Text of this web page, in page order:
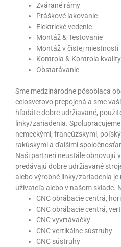
Zvárané rámy
Práškové lakovanie
Elektrické vedenie
Montáž & Testovanie
Montáž v čistej miestnosti
Kontrola & Kontrola kvality
Obstarávanie
Sme medzinárodne pôsobiaca
celosvetovo prepojená a sme
hľadáte dobre udržiavané,
linky/zariadenia.
nemeckými, francúzskymi,
rakúskymi a ďalšími
Naši partneri neustále obnovujú
predávajú dobre udržiavané
alebo výrobné linky/zariadenia
užívateľa alebo v našom sklade.
CNC obrábacie centrá,
CNC obrábacie centrá,
CNC vyvrtávačky
CNC vertikálne sústruhy
CNC sústruhy